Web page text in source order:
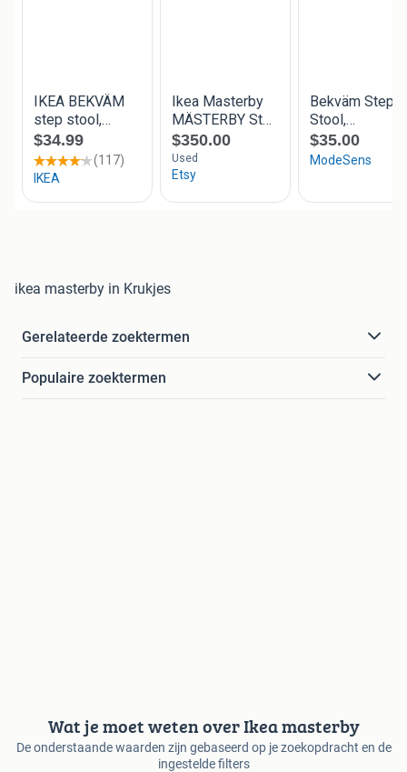
ikea masterby in Krukjes
Gerelateerde zoektermen
Populaire zoektermen
Wat je moet weten over Ikea masterby
De onderstaande waarden zijn gebaseerd op je zoekopdracht en de
ingestelde filters